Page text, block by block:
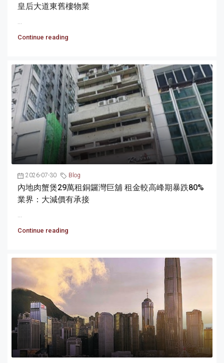
皇后大道東舊樓物業
...
Continue reading
2026-07-30 Blog
內地肉蟹煲29萬租銅鑼灣巨舖 租金較高峰期暴跌80%
業界：大減價有承接
...
Continue reading